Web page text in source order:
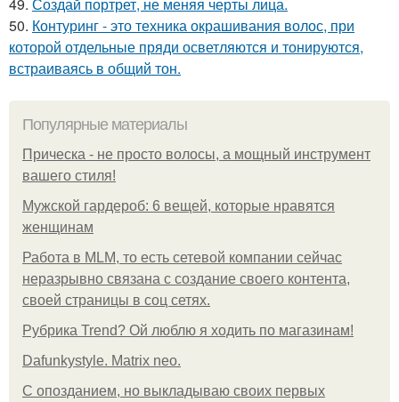
50. Контуринг - это техника окрашивания волос, при
которой отдельные пряди осветляются и тонируются,
встраиваясь в общий тон.
Популярные материалы
Прическа - не просто волосы, а мощный инструмент
вашего стиля!
Мужской гардероб: 6 вещей, которые нравятся
женщинам
Работа в MLM, то есть сетевой компании сейчас
неразрывно связана с создание своего контента,
своей страницы в соц сетях.
Рубрика Trend? Ой люблю я ходить по магазинам!
Dafunkystyle. Matrix neo.
С опозданием, но выкладываю своих первых